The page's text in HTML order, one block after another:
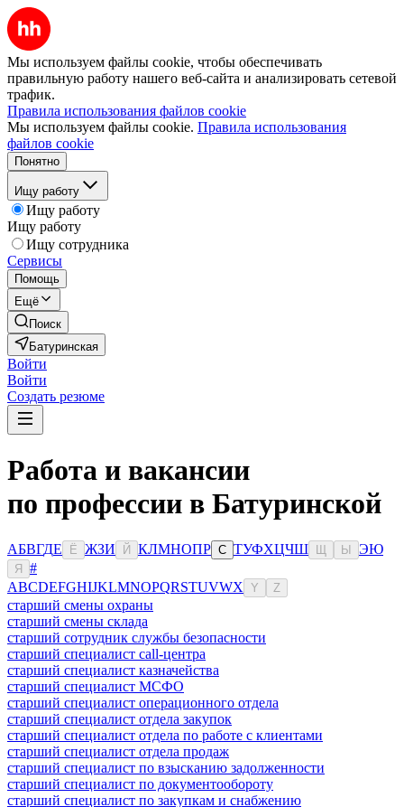
Мы используем файлы cookie, чтобы обеспечивать
правильную работу нашего веб-сайта и анализировать сетевой
трафик.
Правила использования файлов cookie
Мы используем файлы cookie. Правила использования
файлов cookie
Понятно
Ищу работу
Ищу работу
Ищу работу
Ищу сотрудника
Сервисы
Помощь
Ещё
Поиск
Батуринская
Войти
Войти
Создать резюме
Работа и вакансии
по профессии в Батуринской
АБВГДЕ Ё ЖЗИ Й КЛМНОПР С ТУФХЦЧШ Ы ЭЮ
Я
#
ABCDEFGHIJKLMNOPQRSTUVWX Y Z
старший смены охраны
старший смены склада
старший сотрудник службы безопасности
старший специалист call-центра
старший специалист казначейства
старший специалист МСФО
старший специалист операционного отдела
старший специалист отдела закупок
старший специалист отдела по работе с клиентами
старший специалист отдела продаж
старший специалист по взысканию задолженности
старший специалист по документообороту
старший специалист по закупкам и снабжению